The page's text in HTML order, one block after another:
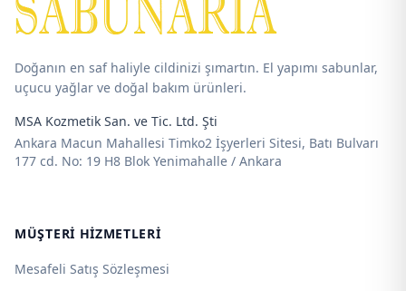
Doğanın en saf haliyle cildinizi şımartın. El yapımı sabunlar,
uçucu yağlar ve doğal bakım ürünleri.
MSA Kozmetik San. ve Tic. Ltd. Şti
Ankara Macun Mahallesi Timko2 İşyerleri Sitesi, Batı Bulvarı
177 cd. No: 19 H8 Blok Yenimahalle / Ankara
MÜŞTERI HIZMETLERI
Mesafeli Satış Sözleşmesi